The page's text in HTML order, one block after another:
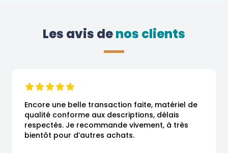
Les avis de nos clients
Encore une belle transaction faite, matériel de
qualité conforme aux descriptions, délais
respectés. Je recommande vivement, à très
bientôt pour d’autres achats.